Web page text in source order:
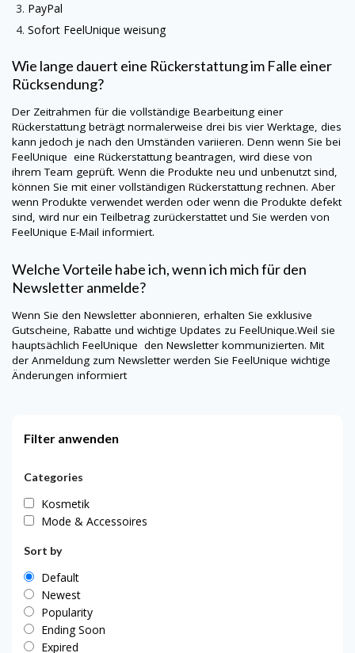
PayPal
Sofort FeelUnique weisung
Wie lange dauert eine Rückerstattung im Falle einer
Rücksendung?
Der Zeitrahmen für die vollständige Bearbeitung einer
Rückerstattung beträgt normalerweise drei bis vier Werktage, dies
kann jedoch je nach den Umständen variieren. Denn wenn Sie bei
FeelUnique eine Rückerstattung beantragen, wird diese von
ihrem Team geprüft. Wenn die Produkte neu und unbenutzt sind,
können Sie mit einer vollständigen Rückerstattung rechnen. Aber
wenn Produkte verwendet werden oder wenn die Produkte defekt
sind, wird nur ein Teilbetrag zurückerstattet und Sie werden von
FeelUnique E-Mail informiert.
Welche Vorteile habe ich, wenn ich mich für den
Newsletter anmelde?
Wenn Sie den Newsletter abonnieren, erhalten Sie exklusive
Gutscheine, Rabatte und wichtige Updates zu FeelUnique.Weil sie
hauptsächlich FeelUnique den Newsletter kommunizierten. Mit
der Anmeldung zum Newsletter werden Sie FeelUnique wichtige
Änderungen informiert
Filter anwenden
Categories
Kosmetik
Mode & Accessoires
Sort by
Default
Newest
Popularity
Ending Soon
Expired